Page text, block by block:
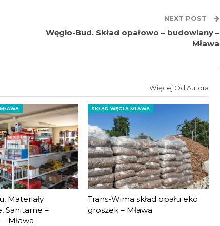
NEXT POST
Węglo-Bud. Skład opałowo – budowlany –
Mława
Więcej Od Autora
Materiały
Sanitarne –
Mława
SKŁAD WĘGLA MŁAWA
Trans-Wima skład opału eko
groszek – Mława